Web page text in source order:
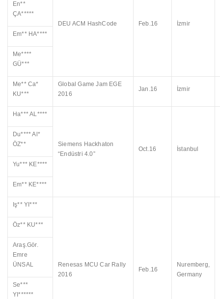
DEU ACM HashCode Feb.16 İzmir
En**
ÇA*****
Em** HA****
Me****
GÜ***
Me** Ca*
KU***
Global Game Jam EGE
2016
Jan.16 İzmir
Ha*** AL****
Siemens Hackhaton
“Endüstri 4.0”
Oct.16 İstanbul
Du**** Al*
ÖZ**
Yu*** KE****
Em** KE****
Iş** YI***
Renesas MCU Car Rally
2016
Feb.16
Nuremberg,
Germany
Öz** KU***
Araş.Gör.
Emre
ÜNSAL
Se***
YI******